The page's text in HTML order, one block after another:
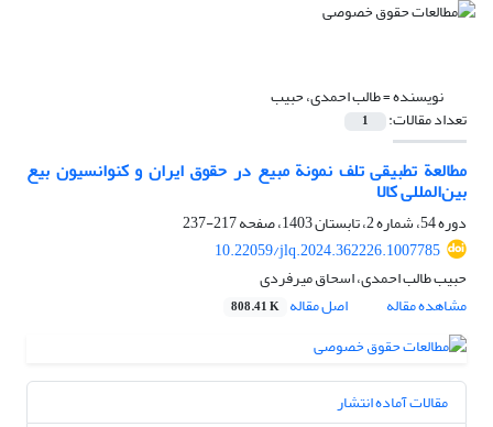
نویسنده =طالب احمدی، حبیب
تعداد مقالات: 1
مطالعة تطبیقی تلف نمونة مبیع در حقوق ایران و کنوانسیون بیع
بین‌المللی کالا
دوره 54، شماره 2، تابستان 1403، صفحه
217-237
10.22059/jlq.2024.362226.1007785
حبیب طالب احمدی، اسحاق میرفردی
مشاهده مقاله
اصل مقاله 808.41 K
مقالات آماده انتشار